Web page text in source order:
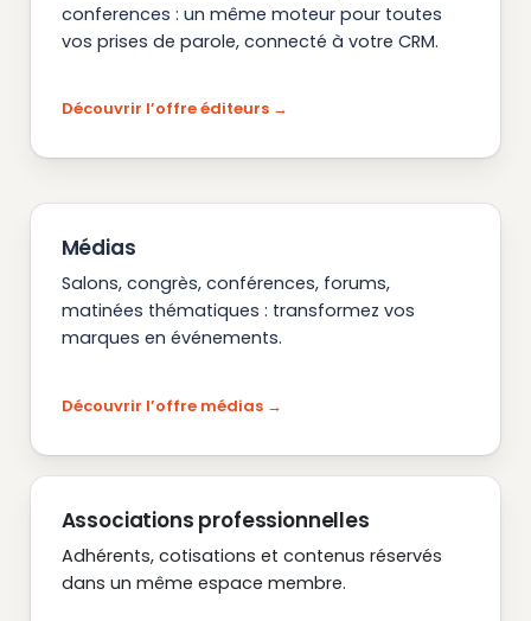
conferences : un même moteur pour toutes
vos prises de parole, connecté à votre CRM.
Découvrir l’offre éditeurs
Médias
Salons, congrès, conférences, forums,
matinées thématiques : transformez vos
marques en événements.
Découvrir l’offre médias
Associations professionnelles
Adhérents, cotisations et contenus réservés
dans un même espace membre.